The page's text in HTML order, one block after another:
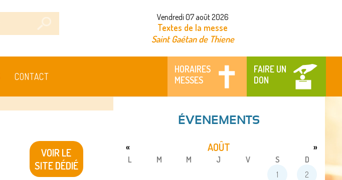
Vendredi 07 août 2026
Textes de la messe
Saint Gaétan de Thiene
HORAIRES
MESSES
FAIRE UN
DON
CONTACT
VOIR LE
SITE DÉDIÉ
ÉVENEMENTS
AOÛT
« »
L M M J V S
D
1
2